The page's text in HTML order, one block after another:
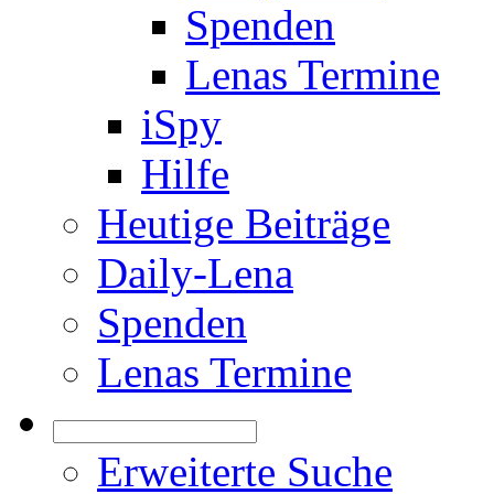
Spenden
Lenas Termine
iSpy
Hilfe
Heutige Beiträge
Daily-Lena
Spenden
Lenas Termine
Erweiterte Suche